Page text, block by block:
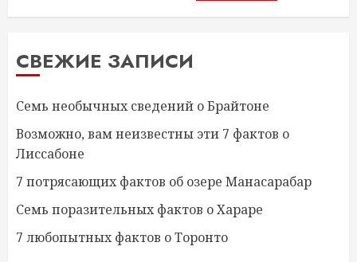
СВЕЖИЕ ЗАПИСИ
Семь необычных сведений о Брайтоне
Возможно, вам неизвестны эти 7 фактов о
Лиссабоне
7 потрясающих фактов об озере Манасарабар
Семь поразительных фактов о Хараре
7 любопытных фактов о Торонто